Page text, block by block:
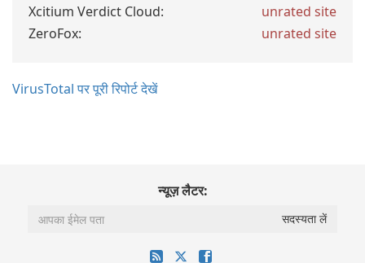
Xcitium Verdict Cloud:
unrated site
ZeroFox:
unrated site
VirusTotal पर पूरी रिपोर्ट देखें
न्यूज़ लैटर: